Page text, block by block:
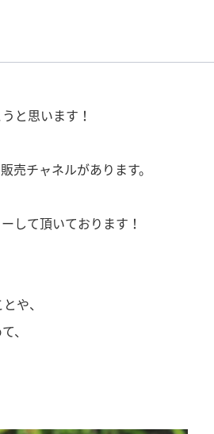
と思います！
売チャネルがあります。
して頂いております！
や、
、